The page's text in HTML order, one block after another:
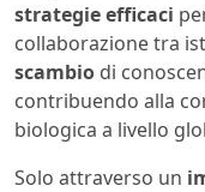
strategie efficaci
collaborazione tra
scambio di
contribuendo alla
biologica a livello
Solo attraverso un